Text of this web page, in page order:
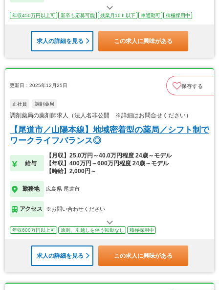
年収450万円以上可 新卒も応募可能 残業月10ｈ以下 車通勤可 積極採用中
求人の詳細を見る この求人に興味がある
更新日：2025年12月25日 保存する
正社員 調剤薬局
調剤薬局の薬剤師求人（法人名非公開 ※詳細はお問合せください）
【尾道市／山陽本線】地域密着型の薬局／シフト制で
ワークライフバランス◎
給与
【月収】25.0万円～40.0万円程度 24歳～モデル
【年収】400万円～600万円程度 24歳～モデル
【時給】2,000円～
勤務地 広島県 尾道市
アクセス ※お問い合わせください
年収600万円以上可 原則、引越しを伴う転勤なし 積極採用中
求人の詳細を見る この求人に興味がある